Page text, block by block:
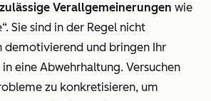
Verallgemeinerungen wie
Sie sind in der Regel nicht
demotivierend und bringen Ihr
eine Abwehrhaltung. Versuchen
zu konkretisieren, um